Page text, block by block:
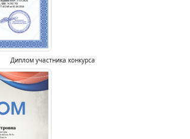
Диплом участника конкурса